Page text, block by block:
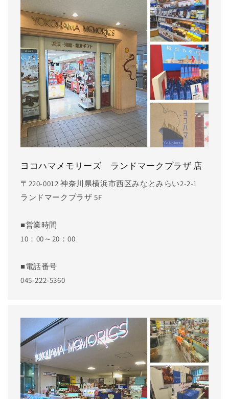
ヨコハマメモリーズ ランドマークプラザ 店
〒220-0012 神奈川県横浜市西区みなとみらい2-2-1
ランドマークプラザ 5F
■営業時間
10：00～20：00
■電話番号
045-222-5360